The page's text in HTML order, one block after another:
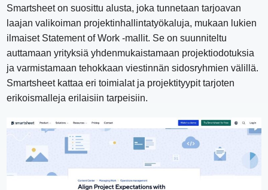
Smartsheet on suosittu alusta, joka tunnetaan tarjoavan
laajan valikoiman projektinhallintatyökaluja, mukaan lukien
ilmaiset Statement of Work -mallit. Se on suunniteltu
auttamaan yrityksiä yhdenmukaistamaan projektiodotuksia
ja varmistamaan tehokkaan viestinnän sidosryhmien välillä.
Smartsheet kattaa eri toimialat ja projektityypit tarjoten
erikoismalleja erilaisiin tarpeisiin.